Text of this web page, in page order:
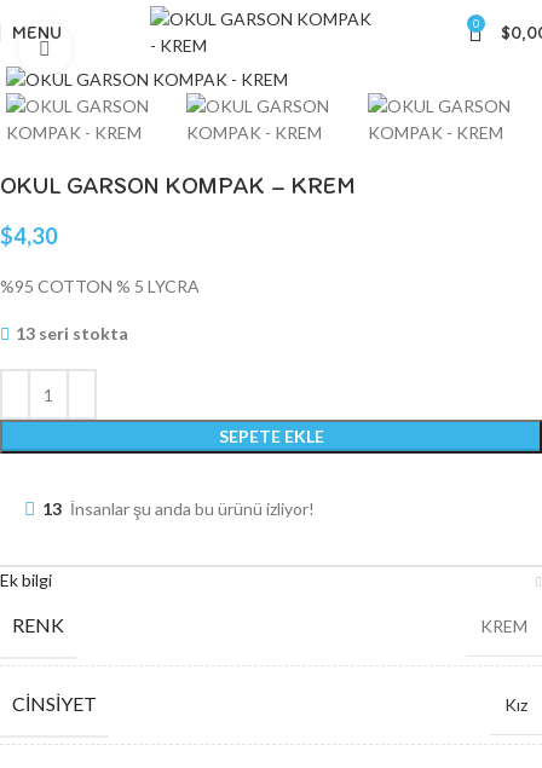
MENU 0 $
Click to enlarge
OKUL GARSON KOMPAK – KREM
$4,30
%95 COTTON % 5 LYCRA
13 seri stokta
SEPETE EKLE
13 İnsanlar şu anda bu ürünü izliyor!
Ek bilgi
RENK KREM
CINSIYET Kız